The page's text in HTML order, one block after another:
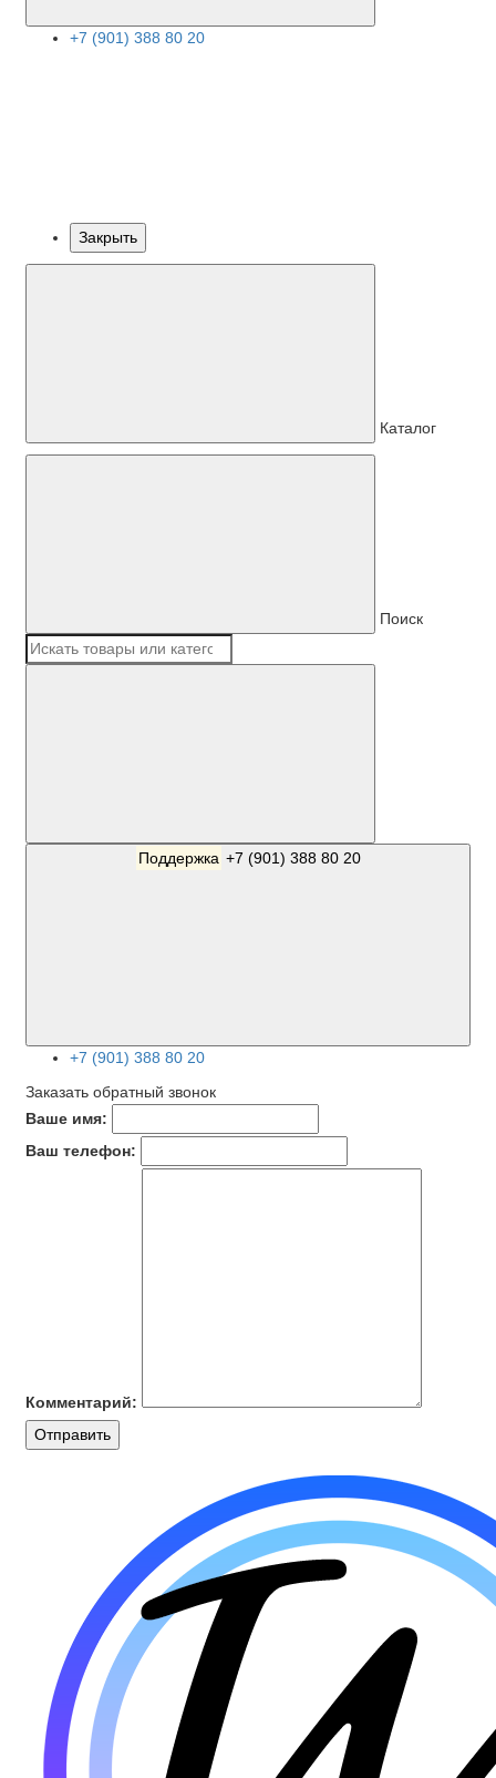
+7 (901) 388 80 20
Закрыть
Каталог
Поиск
Поддержка +7 (901) 388 80 20
+7 (901) 388 80 20
Заказать обратный звонок
Ваше имя:
Ваш телефон:
Комментарий:
Отправить